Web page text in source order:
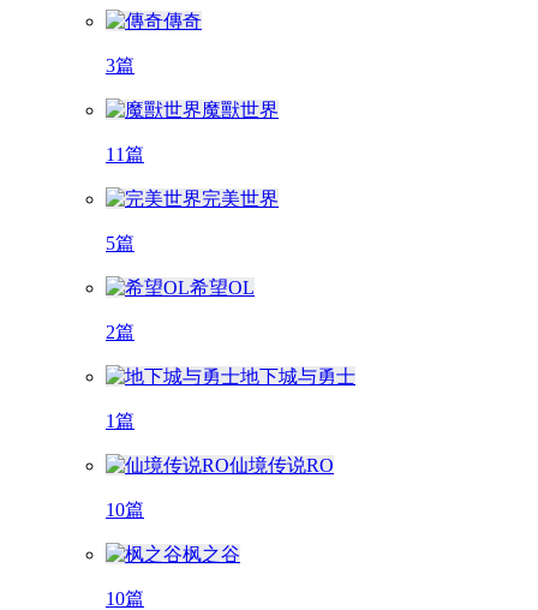
傳奇
3篇
魔獸世界
11篇
完美世界
5篇
希望OL
2篇
地下城与勇士
1篇
仙境传说RO
10篇
枫之谷
10篇